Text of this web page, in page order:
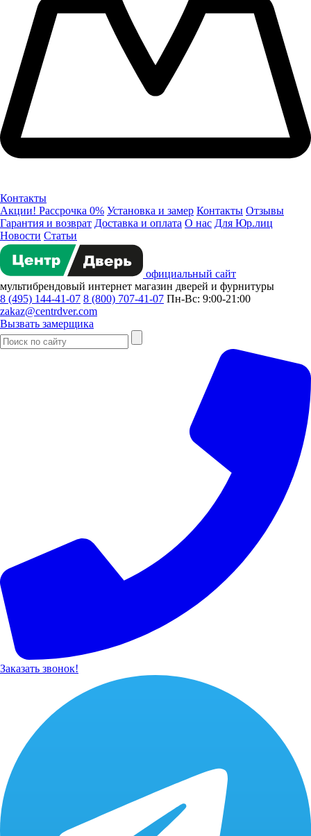
Контакты
Акции! Рассрочка 0% Установка и замер Контакты Отзывы
Гарантия и возврат Доставка и оплата О нас Для Юр.лиц
Новости Статьи
официальный сайт
мультибрендовый интернет магазин дверей и фурнитуры
8 (495) 144-41-07 8 (800) 707-41-07 Пн-Вс: 9:00-21:00
zakaz@centrdver.com
Вызвать замерщика
Заказать звонок!